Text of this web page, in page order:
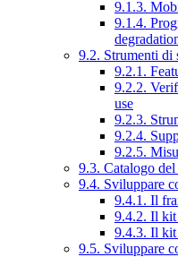
9.1.3.
9.1.4.
9.2. Strumenti di
9.2.1.
9.2.2.
use
9.2.3.
9.2.4.
9.2.5.
9.3. Catalogo
9.4. Sviluppare
9.4.1. Il
9.4.2. Il
9.4.3. Il
9.5. Sviluppare